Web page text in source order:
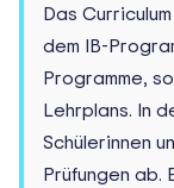
Das
dem IB-
Programme,
Lehrplans. In
Schülerinnen
Prüfungen ab.